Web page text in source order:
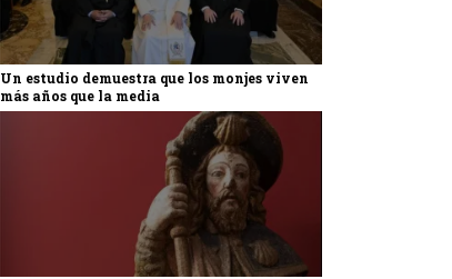
Un estudio demuestra que los monjes viven
más años que la media